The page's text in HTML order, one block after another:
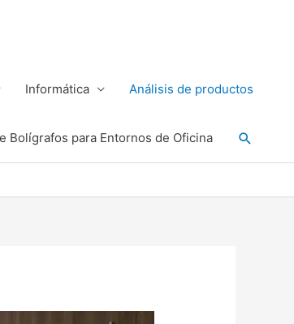
Informática Análisis de productos
Bolígrafos para Entornos de Oficina Buscar